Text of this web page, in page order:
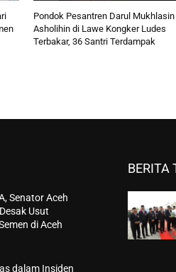
Pondok Pesantren Darul Mukhlasin
Asholihin di Lawe Kongker Ludes
Terbakar, 36 Santri Terdampak
Senator Aceh
Usut
di Aceh
dalam Insiden
BERITA